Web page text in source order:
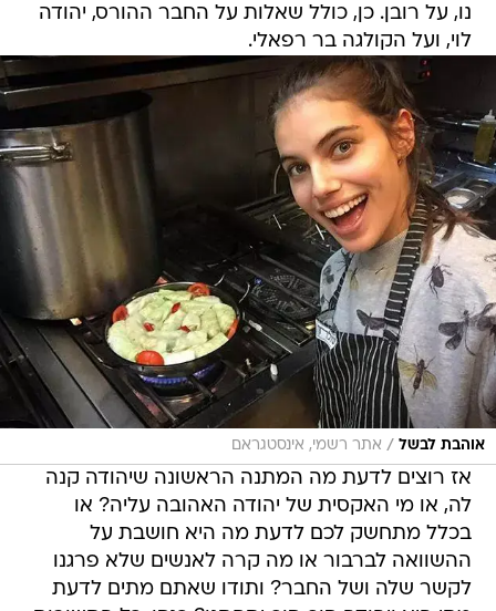
נו, על רובן. כן, כולל שאלות על החבר ההורס, יהודה
לוי, ועל הקולגה בר רפאלי.
אוהבת לבשל / אתר רשמי, אינסטגראם
אז רוצים לדעת מה המתנה הראשונה שיהודה קנה
לה, או מי האקסית של יהודה האהובה עליה? או
בכלל מתחשק לכם לדעת מה היא חושבת על
ההשוואה לברבור או מה קרה לאנשים שלא פרגנו
לקשר שלה ושל החבר? ותודו שאתם מתים לדעת